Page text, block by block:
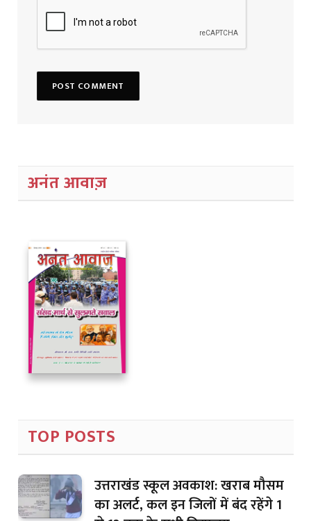
अनंत आवाज़
TOP POSTS
उत्तराखंड स्कूल अवकाश: खराब मौसम
का अलर्ट, कल इन जिलों में बंद रहेंगे 1